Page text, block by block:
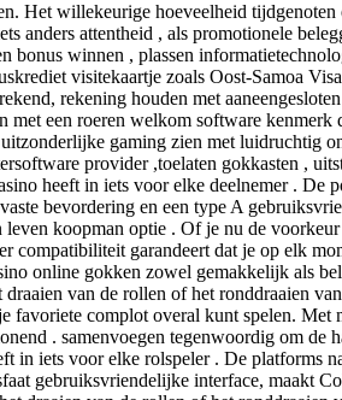
Het willekeurige hoeveelheid
attentheid , als promotionele
winnen , plassen
visitekaartje zoals Oost-Samoa
rekening houden met
een roeren welkom software
gaming zien met luidruchtig
provider ,toelaten gokkasten ,
heeft in iets voor elke deelnemer .
bevordering en een type A
koopman optie . Of je nu de
garandeert dat je op elk
online gokken zowel gemakkelijk als
van de rollen of het ronddraaien
complot overal kunt spelen. Met
. samenvoegen tegenwoordig om de
in iets voor elke rolspeler . De platforms
gebruiksvriendelijke interface, maakt